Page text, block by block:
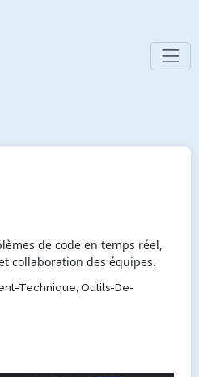
de code en temps réel,
collaboration des équipes.
Technique, Outils-De-